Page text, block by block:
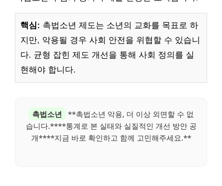
핵심: 촉법소년 제도는 소년의 교화를 목표로 하
지만, 악용될 경우 사회 안전을 위협할 수 있습니
다. 균형 잡힌 제도 개선을 통해 사회 정의를 실
현해야 합니다.
촉법소년
**촉법소년 악용, 더 이상 외면할 수 없
습니다.****통계로 본 실태와 실질적인 개선 방안 공
개****지금 바로 확인하고 함께 고민해주세요.**